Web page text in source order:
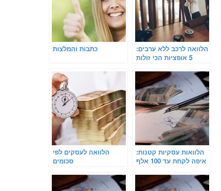
כתבות והמלצות
הלוואה לרכב ללא ערבים:
5 אופציות הכי זולות
הלוואה לעסקים לפי
סכומים
הלוואות עסקיות קטנות:
איפה לקחת עד 100 אלף